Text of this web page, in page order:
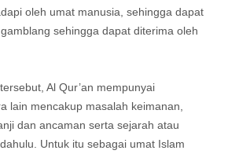
oleh umat manusia, sehingga dapat
sehingga dapat diterima oleh
Al Qur’an mempunyai
lain mencakup masalah keimanan,
dan ancaman serta sejarah atau
Untuk itu sebagai umat Islam